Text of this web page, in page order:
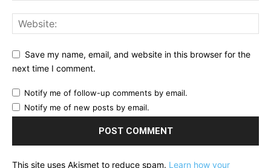
Save my name, email, and website in this browser for the
next time I comment.
Notify me of follow-up comments by email.
Notify me of new posts by email.
This site uses Akismet to reduce spam. Learn how your